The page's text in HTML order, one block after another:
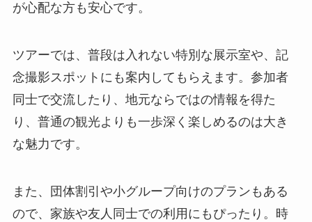
が心配な方も安心です。
ツアーでは、普段は入れない特別な展示室や、記
念撮影スポットにも案内してもらえます。参加者
同士で交流したり、地元ならではの情報を得た
り、普通の観光よりも一歩深く楽しめるのは大き
な魅力です。
また、団体割引や小グループ向けのプランもある
ので、家族や友人同士での利用にもぴったり。時